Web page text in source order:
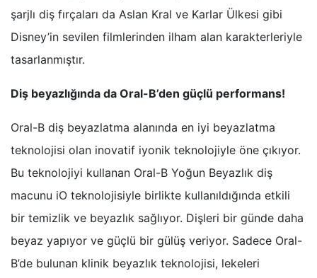
şarjlı diş fırçaları da Aslan Kral ve Karlar Ülkesi gibi
Disney’in sevilen filmlerinden ilham alan karakterleriyle
tasarlanmıştır.
Diş beyazlığında da Oral-B’den güçlü performans!
Oral-B diş beyazlatma alanında en iyi beyazlatma
teknolojisi olan inovatif iyonik teknolojiyle öne çıkıyor.
Bu teknolojiyi kullanan Oral-B Yoğun Beyazlık diş
macunu iO teknolojisiyle birlikte kullanıldığında etkili
bir temizlik ve beyazlık sağlıyor. Dişleri bir günde daha
beyaz yapıyor ve güçlü bir gülüş veriyor. Sadece Oral-
B’de bulunan klinik beyazlık teknolojisi, lekeleri